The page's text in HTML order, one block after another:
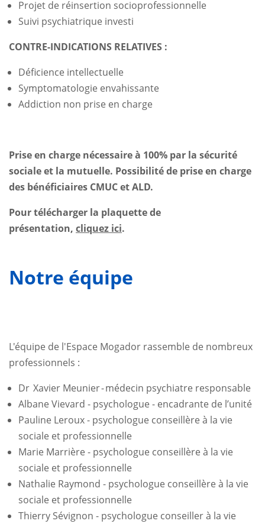
Projet de réinsertion socioprofessionnelle
Suivi psychiatrique investi
CONTRE-INDICATIONS RELATIVES :
Déficience intellectuelle
Symptomatologie envahissante
Addiction non prise en charge
Prise en charge nécessaire à 100% par la sécurité
sociale et la mutuelle. Possibilité de prise en charge
des bénéficiaires CMUC et ALD.
Pour télécharger la plaquette de
présentation, cliquez ici.
Notre équipe
L'équipe de l'Espace Mogador rassemble de nombreux
professionnels :
Dr Xavier Meunier-médecin psychiatre responsable
Albane Vievard - psychologue - encadrante de l’unité
Pauline Leroux- psychologue conseillère à la vie
sociale et professionnelle
Marie Marrière - psychologue conseillère à la vie
sociale et professionnelle
Nathalie Raymond - psychologue conseillère à la vie
sociale et professionnelle
Thierry Sévignon - psychologue conseiller à la vie